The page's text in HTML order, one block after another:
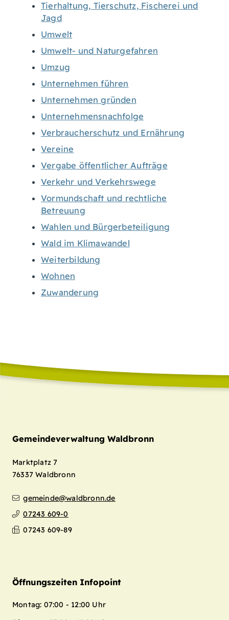
Tierhaltung, Tierschutz, Fischerei und
Jagd
Umwelt
Umwelt- und Naturgefahren
Umzug
Unternehmen führen
Unternehmen gründen
Unternehmensnachfolge
Verbraucherschutz und Ernährung
Vereine
Vergabe öffentlicher Aufträge
Verkehr und Verkehrswege
Vormundschaft und rechtliche
Betreuung
Wahlen und Bürgerbeteiligung
Wald im Klimawandel
Weiterbildung
Wohnen
Zuwanderung
Gemeindeverwaltung Waldbronn
Marktplatz 7
76337 Waldbronn
gemeinde@waldbronn.de
07243 609-0
07243 609-89
Öffnungszeiten Infopoint
Montag: 07:00 - 12:00 Uhr